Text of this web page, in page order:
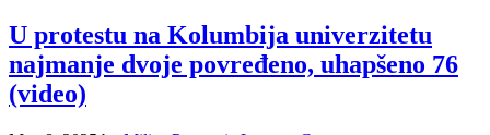
U protestu na Kolumbija univerzitetu
najmanje dvoje povređeno, uhapšeno 76
(video)